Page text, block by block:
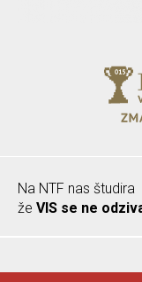
Na NTF nas študira
že VIS se ne